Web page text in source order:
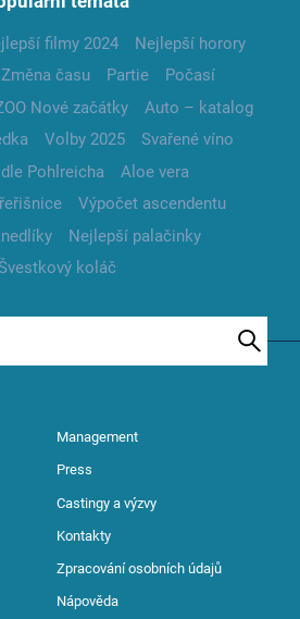
filmy 2024
Nejlepší horory
Změna času Partie
Počasí
Nové začátky
Auto – katalog
Volby 2025
Svařené víno
Pohlreicha
Aloe vera
Výpočet ascendentu
Nejlepší palačinky
koláč
Management
Press
Castingy a výzvy
Kontakty
Zpracování osobních údajů
Nápověda